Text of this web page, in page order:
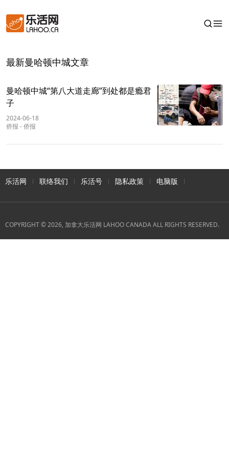
最新曼哈顿中城文章
曼哈顿中城“第八大道走廊”到处都是瘾君
子
2024-06-18
侨报 -侨报
乐活网 联络我们 乐活号 隐私政策 电脑版
COPYRIGHT © 2026, 加拿大乐活网 LAHOO CANADA ALL RIGHTS RESERVED.